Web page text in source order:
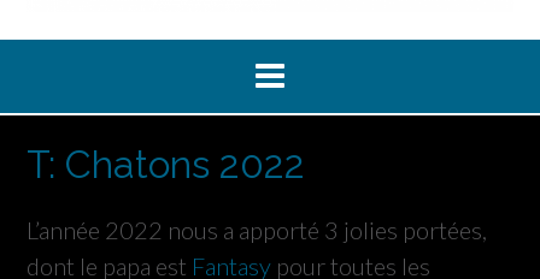
T: Chatons 2022
L’année 2022 nous a apporté 3 jolies portées,
dont le papa est Fantasy pour toutes les